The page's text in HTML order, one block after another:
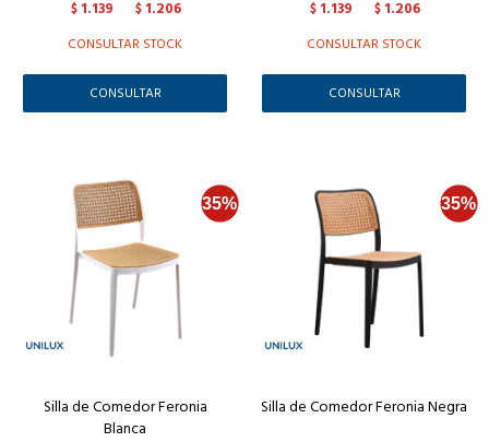
$ 1.139 $ 1.206
CONSULTAR STOCK
CONSULTAR
$ 1.139 $ 1.206
CONSULTAR STOCK
CONSULTAR
Silla de Comedor Feronia
Blanca
Silla de Comedor Feronia Negra